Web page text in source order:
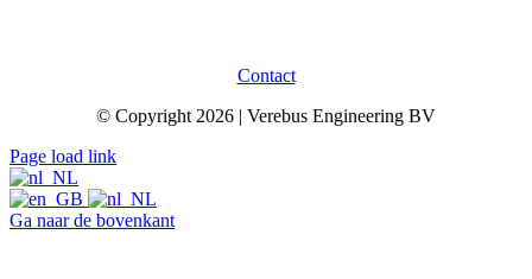
Contact
© Copyright 2026 | Verebus Engineering BV
Page load link
Ga naar de bovenkant